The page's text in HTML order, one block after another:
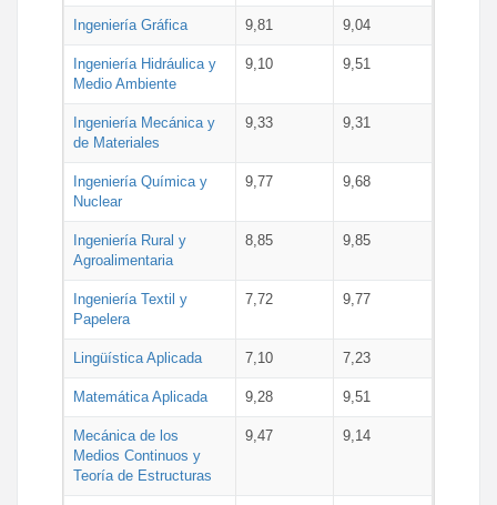
Ingeniería Gráfica 9,81 9,04
Ingeniería Hidráulica y
Medio Ambiente
9,10 9,51
Ingeniería Mecánica y
de Materiales
9,33 9,31
Ingeniería Química y
Nuclear
9,77 9,68
Ingeniería Rural y
Agroalimentaria
8,85 9,85
Ingeniería Textil y
Papelera
7,72 9,77
Lingüística Aplicada 7,10 7,23
Matemática Aplicada 9,28 9,51
Mecánica de los
Medios Continuos y
Teoría de Estructuras
9,47 9,14